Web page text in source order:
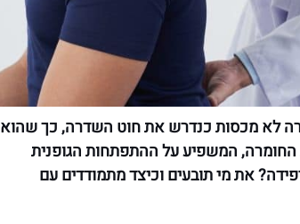
לא מכסות כנדרש את חוט השדרה, כך שהוא
החומרה, המשפיע על ההתפתחות הגופנית
את מי תובעים וכיצד מתמודדים עם